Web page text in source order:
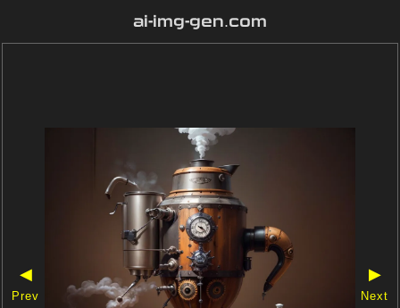
ai-img-gen.com
◀
Prev
▶
Next